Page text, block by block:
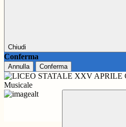
Chiudi
Conferma
Annulla Conferma